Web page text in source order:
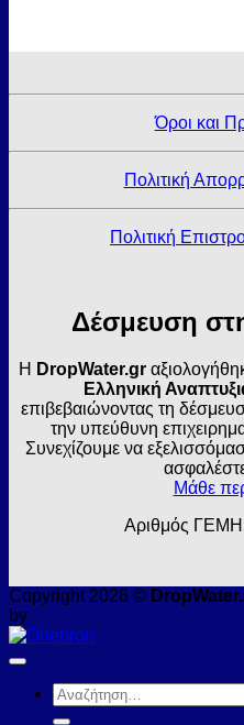
Όροι και
Πολιτική
Πολιτική
Δέσμευση
Η DropWater.gr
Ελληνική
επιβεβαιώνοντας τη
την υπεύθυνη
Συνεχίζουμε να
Μάθε
Αριθμός
Copyright 2026 ©
by
Αναζήτηση
για: